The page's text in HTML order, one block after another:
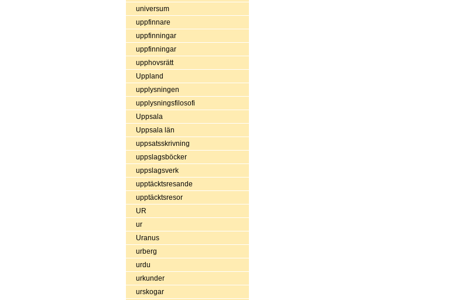
universum
uppfinnare
uppfinningar
uppfinningar
upphovsrätt
Uppland
upplysningen
upplysningsfilosofi
Uppsala
Uppsala län
uppsatsskrivning
uppslagsböcker
uppslagsverk
upptäcktsresande
upptäcktsresor
UR
ur
Uranus
urberg
urdu
urkunder
urskogar